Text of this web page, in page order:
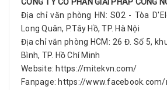
Địa chỉ văn phòng HN: S02 - Tòa
Long Quân, P.Tây Hồ, TP. Hà Nội
Địa chỉ văn phòng HCM: 26 Đ. Số 5,
Bình, TP. Hồ Chí Minh
Website: https://mitekvn.com/
Fanpage: https://